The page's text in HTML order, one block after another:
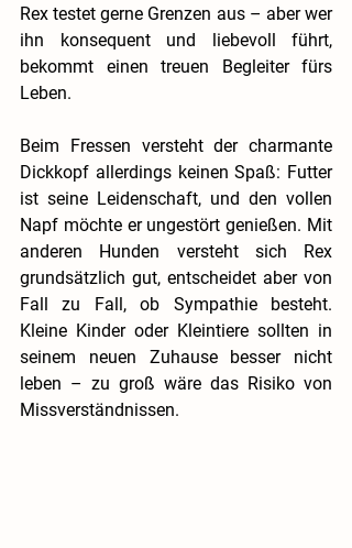
Rex testet gerne Grenzen aus – aber wer
ihn konsequent und liebevoll führt,
bekommt einen treuen Begleiter fürs
Leben.
Beim Fressen versteht der charmante
Dickkopf allerdings keinen Spaß: Futter
ist seine Leidenschaft, und den vollen
Napf möchte er ungestört genießen. Mit
anderen Hunden versteht sich Rex
grundsätzlich gut, entscheidet aber von
Fall zu Fall, ob Sympathie besteht.
Kleine Kinder oder Kleintiere sollten in
seinem neuen Zuhause besser nicht
leben – zu groß wäre das Risiko von
Missverständnissen.